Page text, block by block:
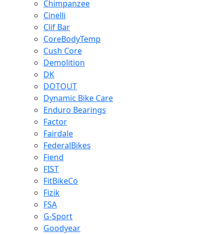
Chimpanzee
Cinelli
Clif Bar
CoreBodyTemp
Cush Core
Demolition
DK
DOTOUT
Dynamic Bike Care
Enduro Bearings
Factor
Fairdale
FederalBikes
Fiend
FIST
FitBikeCo
Fizik
FSA
G-Sport
Goodyear